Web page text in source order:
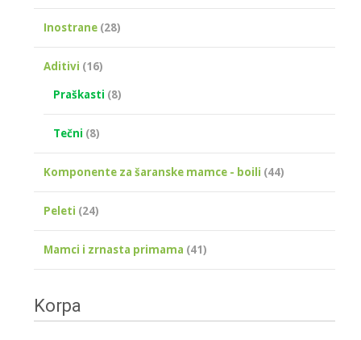
Inostrane (28)
Aditivi (16)
Praškasti (8)
Tečni (8)
Komponente za šaranske mamce - boili (44)
Peleti (24)
Mamci i zrnasta primama (41)
Korpa